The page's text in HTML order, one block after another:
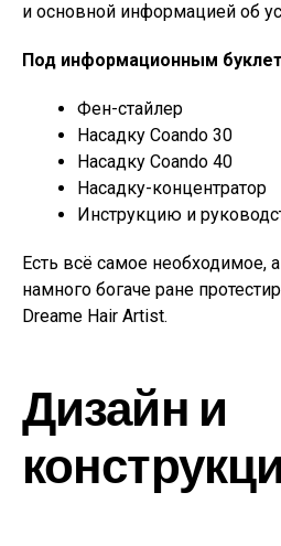
и основной информацией об
Под информационным
Фен-стайлер
Насадку Coando 30
Насадку Coando 40
Насадку-концентратор
Инструкцию и
Есть всё самое необходимое,
намного богаче ране
Dreame Hair Artist.
Дизайн и